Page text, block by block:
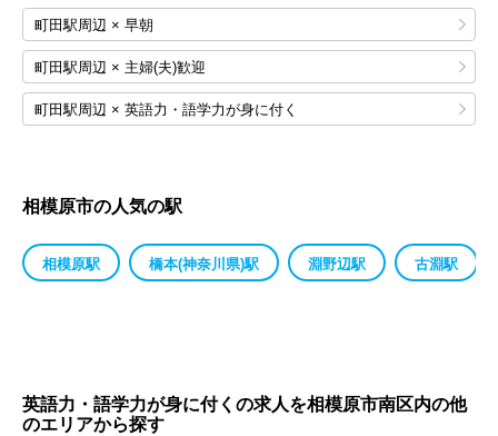
町田駅周辺 × 早朝
町田駅周辺 × 主婦(夫)歓迎
町田駅周辺 × 英語力・語学力が身に付く
相模原市の人気の駅
相模原駅 橋本(神奈川県)駅 淵野辺駅 古淵駅
英語力・語学力が身に付くの求人を相模原市南区内の他
のエリアから探す